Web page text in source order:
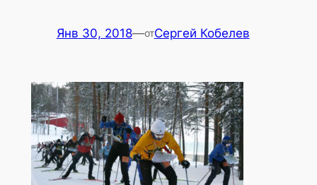
Янв 30, 2018—отСергей Кобелев